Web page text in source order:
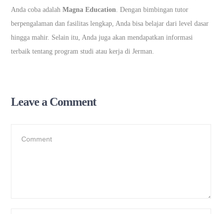
Anda coba adalahMagna Education. Dengan bimbingan tutor
berpengalaman dan fasilitas lengkap, Anda bisa belajar dari level dasar
hingga mahir. Selain itu, Anda juga akan mendapatkan informasi
terbaik tentang program studi atau kerja di Jerman.
Leave a Comment